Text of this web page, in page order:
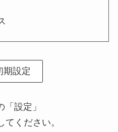
期設定
設定」
てください。